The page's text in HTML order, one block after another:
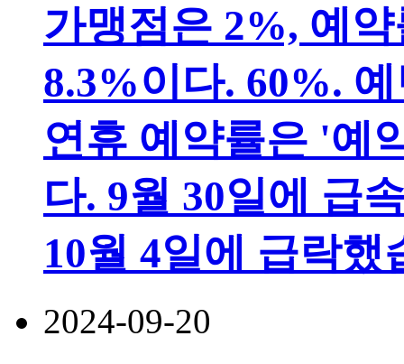
가맹점은 2%, 예
8.3%이다. 60%.
연휴 예약률은 '예
다. 9월 30일에 급
10월 4일에 급락했
2024-09-20